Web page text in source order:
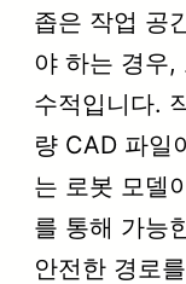
좁은 작업 공
야 하는 경우,
수적입니다.
량 CAD 파일
는 로봇 모델
를 통해 가능
안전한 경로